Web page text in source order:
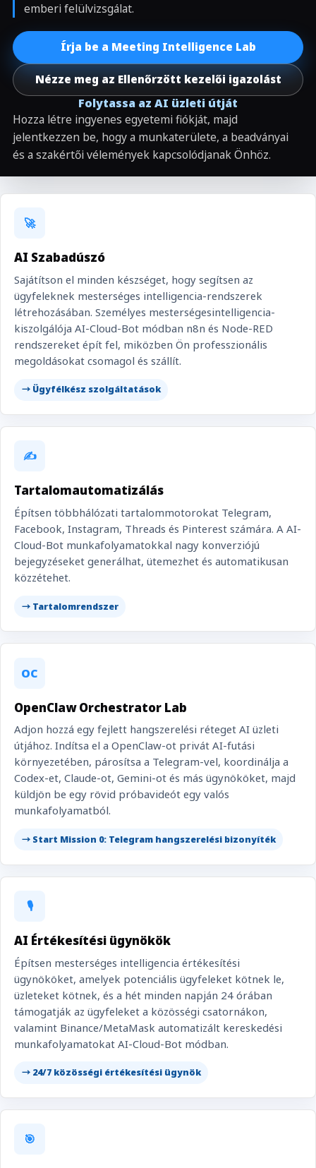
emberi felülvizsgálat.
Írja be a Meeting Intelligence Lab
Nézze meg az Ellenőrzött kezelői igazolást
Folytassa az AI üzleti útját
Hozza létre ingyenes egyetemi fiókját, majd
jelentkezzen be, hogy a munkaterülete, a beadványai
és a szakértői vélemények kapcsolódjanak Önhöz.
🚀
AI Szabadúszó
Sajátítson el minden készséget, hogy segítsen az
ügyfeleknek mesterséges intelligencia-rendszerek
létrehozásában. Személyes mesterségesintelligencia-
kiszolgálója AI-Cloud-Bot módban n8n és Node-RED
rendszereket épít fel, miközben Ön professzionális
megoldásokat csomagol és szállít.
→ Ügyfélkész szolgáltatások
✍️
Tartalomautomatizálás
Építsen többhálózati tartalommotorokat Telegram,
Facebook, Instagram, Threads és Pinterest számára. A AI-
Cloud-Bot munkafolyamatokkal nagy konverziójú
bejegyzéseket generálhat, ütemezhet és automatikusan
közzétehet.
→ Tartalomrendszer
OC
OpenClaw Orchestrator Lab
Adjon hozzá egy fejlett hangszerelési réteget AI üzleti
útjához. Indítsa el a OpenClaw-ot privát AI-futási
környezetében, párosítsa a Telegram-vel, koordinálja a
Codex-et, Claude-ot, Gemini-ot és más ügynököket, majd
küldjön be egy rövid próbavideót egy valós
munkafolyamatból.
→ Start Mission 0: Telegram hangszerelési bizonyíték
🎙️
AI Értékesítési ügynökök
Építsen mesterséges intelligencia értékesítési
ügynököket, amelyek potenciális ügyfeleket kötnek le,
üzleteket kötnek, és a hét minden napján 24 órában
támogatják az ügyfeleket a közösségi csatornákon,
valamint Binance/MetaMask automatizált kereskedési
munkafolyamatokat AI-Cloud-Bot módban.
→ 24/7 közösségi értékesítési ügynök
🎯